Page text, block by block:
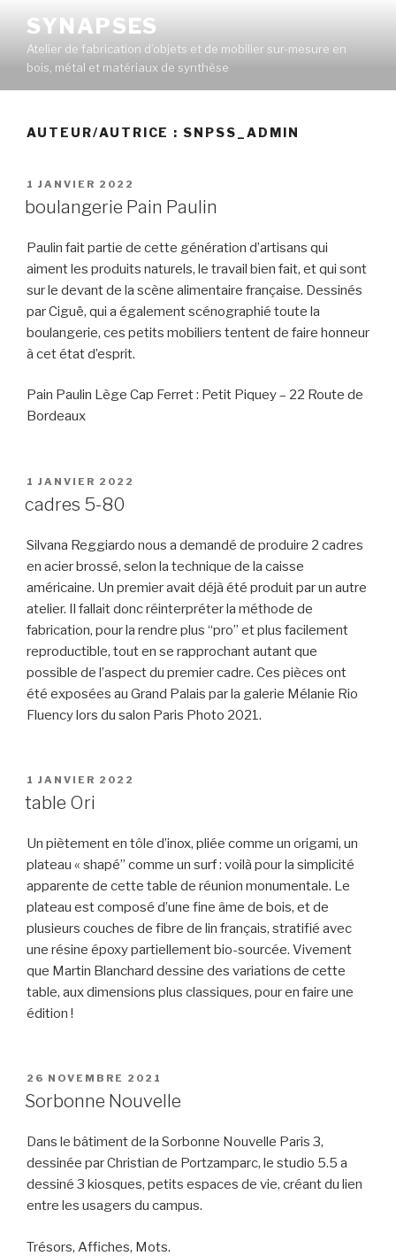
contenu
principal
SYNAPSES
Atelier de fabrication d’objets et de mobilier sur-mesure en
bois, métal et matériaux de synthèse
AUTEUR/AUTRICE : SNPSS_ADMIN
PUBLIÉ
LE
1 JANVIER 2022
boulangerie Pain Paulin
Paulin fait partie de cette génération d’artisans qui
aiment les produits naturels, le travail bien fait, et qui sont
sur le devant de la scène alimentaire française. Dessinés
par Ciguë, qui a également scénographié toute la
boulangerie, ces petits mobiliers tentent de faire honneur
à cet état d’esprit.
Pain Paulin Lège Cap Ferret : Petit Piquey – 22 Route de
Bordeaux
PUBLIÉ
1 JANVIER 2022
cadres 5-80
Silvana Reggiardo nous a demandé de produire 2 cadres
en acier brossé, selon la technique de la caisse
américaine. Un premier avait déjà été produit par un autre
atelier. Il fallait donc réinterpréter la méthode de
fabrication, pour la rendre plus “pro” et plus facilement
reproductible, tout en se rapprochant autant que
possible de l’aspect du premier cadre. Ces pièces ont
été exposées au Grand Palais par la galerie Mélanie Rio
Fluency lors du salon Paris Photo 2021.
PUBLIÉ
LE
1 JANVIER 2022
table Ori
Un piètement en tôle d’inox, pliée comme un origami, un
plateau « shapé” comme un surf : voilà pour la simplicité
apparente de cette table de réunion monumentale. Le
plateau est composé d’une fine âme de bois, et de
plusieurs couches de fibre de lin français, stratifié avec
une résine époxy partiellement bio-sourcée. Vivement
que Martin Blanchard dessine des variations de cette
table, aux dimensions plus classiques, pour en faire une
édition !
PUBLIÉ
LE
26 NOVEMBRE 2021
Sorbonne Nouvelle
Dans le bâtiment de la Sorbonne Nouvelle Paris 3,
dessinée par Christian de Portzamparc, le studio 5.5 a
dessiné 3 kiosques, petits espaces de vie, créant du lien
entre les usagers du campus.
Trésors, Affiches, Mots.